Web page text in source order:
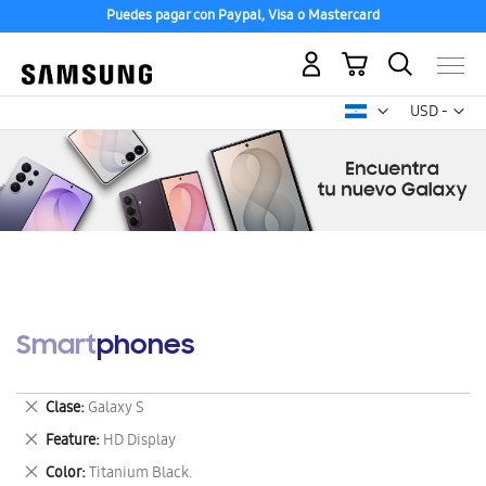
Puedes pagar con Paypal, Visa o Mastercard
USD -
dólar
Mi carrito
Smartphones
Clase Galaxy S
Eliminar
este
artículo
Feature HD Display
Eliminar
este
Color Titanium Black.
Eliminar